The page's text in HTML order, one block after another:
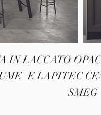
IN LACCATO
E LAPITEC
SMEG